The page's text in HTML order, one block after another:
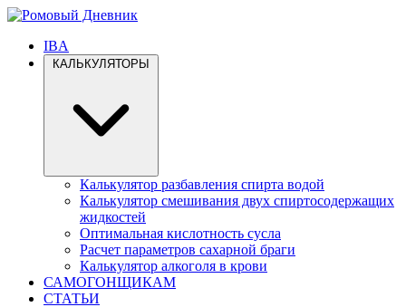
IBA
Калькулятор разбавления спирта водой
Калькулятор смешивания двух спиртосодержащих
жидкостей
Оптимальная кислотность сусла
Расчет параметров сахарной браги
Калькулятор алкоголя в крови
САМОГОНЩИКАМ
СТАТЬИ